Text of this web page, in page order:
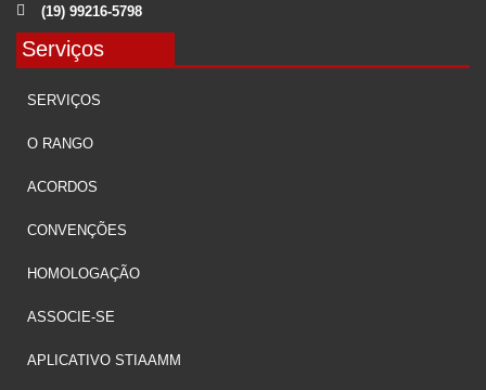
(19) 99216-5798
Serviços
SERVIÇOS
O RANGO
ACORDOS
CONVENÇÕES
HOMOLOGAÇÃO
ASSOCIE-SE
APLICATIVO STIAAMM